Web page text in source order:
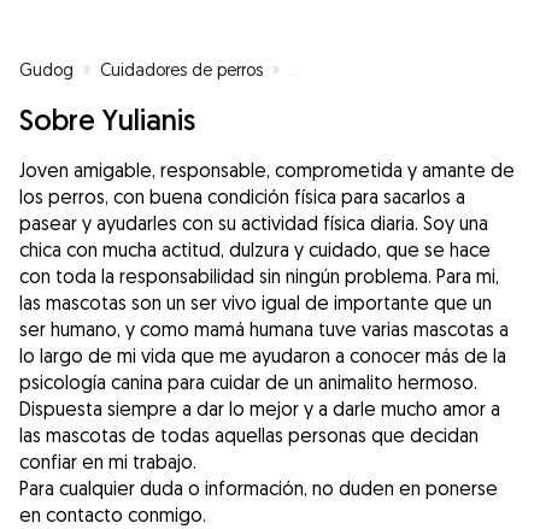
Gudog » Cuidadores de perros »
Sobre Yulianis
Joven amigable, responsable, comprometida y amante de
los perros, con buena condición física para sacarlos a
pasear y ayudarles con su actividad física diaria. Soy una
chica con mucha actitud, dulzura y cuidado, que se hace
con toda la responsabilidad sin ningún problema. Para mi,
las mascotas son un ser vivo igual de importante que un
ser humano, y como mamá humana tuve varias mascotas a
lo largo de mi vida que me ayudaron a conocer más de la
psicología canina para cuidar de un animalito hermoso.
Dispuesta siempre a dar lo mejor y a darle mucho amor a
las mascotas de todas aquellas personas que decidan
confiar en mi trabajo.
Para cualquier duda o información, no duden en ponerse
en contacto conmigo.